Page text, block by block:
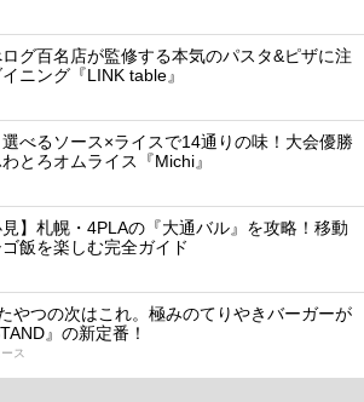
グ百名店が監修する本気のパスタ&ピザに注
ニング『LINK table』
べるソース×ライスで14通りの味！大会優勝
とろオムライス『Michi』
見】札幌・4PLAの『大通バル』を攻略！移動
飯を楽しむ完全ガイド
やつの次はこれ。極みのてりやきバーガーが
』の新定番！
ス